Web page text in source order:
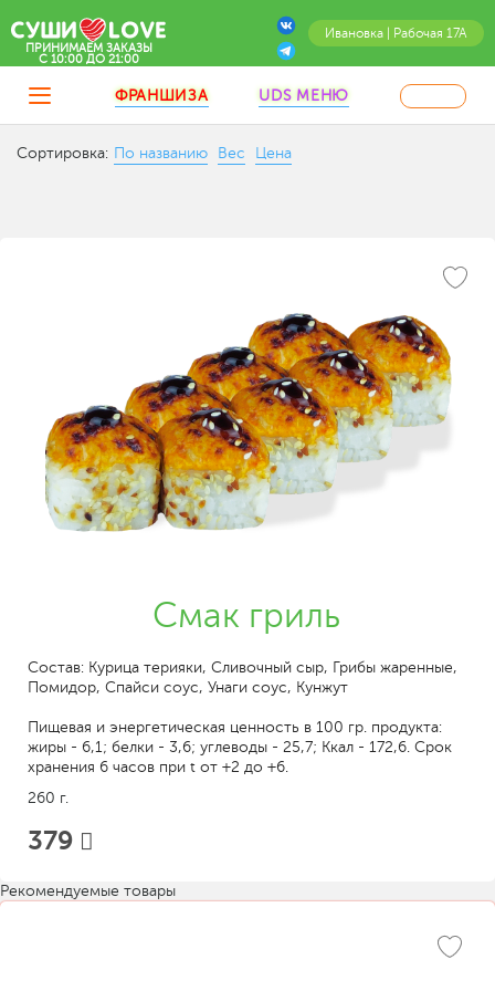
Ивановка | Рабочая 17А
ПРИНИМАЕМ ЗАКАЗЫ
C 10:00 ДО 21:00
ФРАНШИЗА UDS МЕНЮ
Сортировка: По названию Вес Цена
Смак гриль
Состав: Курица терияки, Сливочный сыр, Грибы жаренные,
Помидор, Спайси соус, Унаги соус, Кунжут
Пищевая и энергетическая ценность в 100 гр. продукта:
жиры - 6,1; белки - 3,6; углеводы - 25,7; Ккал - 172,6. Срок
хранения 6 часов при t от +2 до +6.
260 г.
379
Рекомендуемые товары